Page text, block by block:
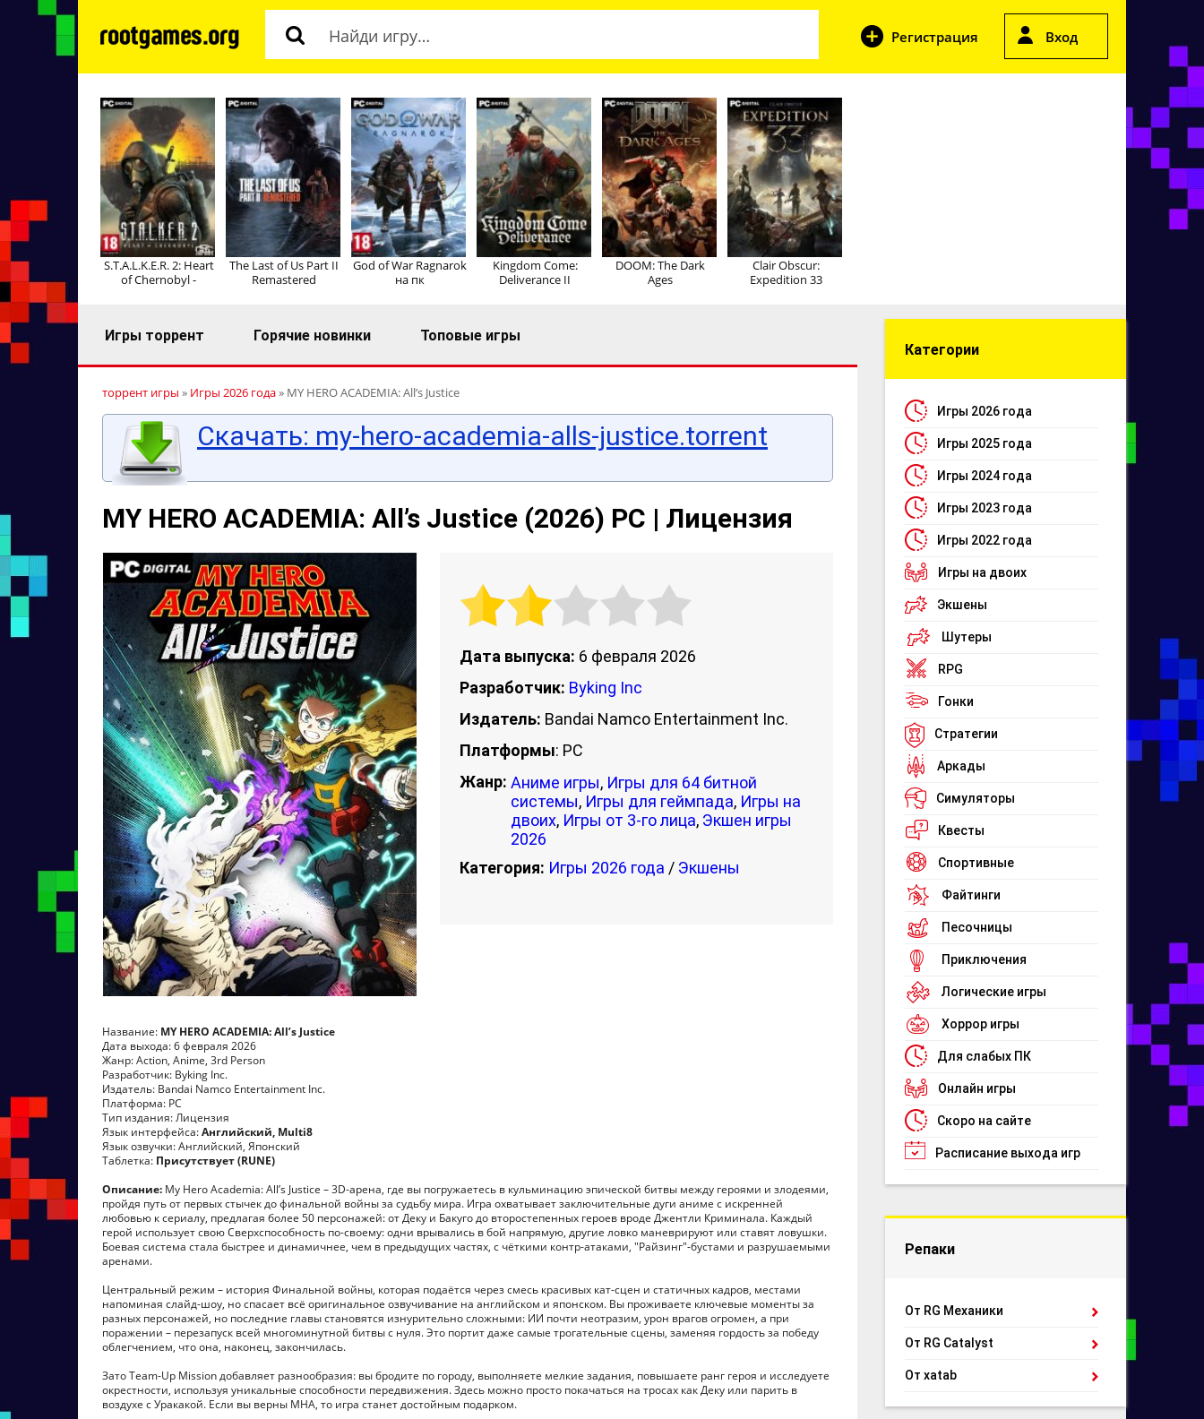
Регистрация Вход
S.T.A.L.K.E.R. 2: Heart
of Chernobyl -
The Last of Us Part II
Remastered
God of War Ragnarok
на пк
Kingdom Come:
Deliverance II
DOOM: The Dark
Ages
Clair Obscur:
Expedition 33
Игры торрент Горячие новинки Топовые игры
торрент игры » Игры 2026 года» MY HERO ACADEMIA: All’s Justice
Скачать: my-hero-academia-alls-justice.torrent
MY HERO ACADEMIA: All’s Justice (2026) PC | Лицензия
Дата выпуска: 6 февраля 2026
Разработчик: Byking Inc
Издатель: Bandai Namco Entertainment Inc.
Платформы: PC
Жанр: Аниме игры, Игры для 64 битной
системы, Игры для геймпада, Игры на
двоих, Игры от 3-го лица, Экшен игры
2026
Категория: Игры 2026 года / Экшены
Название: MY HERO ACADEMIA: All’s Justice
Дата выхода: 6 февраля 2026
Жанр: Action, Anime, 3rd Person
Разработчик: Byking Inc.
Издатель: Bandai Namco Entertainment Inc.
Платформа: PC
Тип издания: Лицензия
Язык интерфейса:Английский, Multi8
Язык озвучки: Английский, Японский
Таблетка: Присутствует (RUNE)
Описание: My Hero Academia: All’s Justice – 3D-арена, где вы погружаетесь в кульминацию эпической битвы между героями и злодеями,
пройдя путь от первых стычек до финальной войны за судьбу мира. Игра охватывает заключительные дуги аниме с искренней
любовью к сериалу, предлагая более 50 персонажей: от Деку и Бакуго до второстепенных героев вроде Джентли Криминала. Каждый
герой использует свою Сверхспособность по-своему: одни врывались в бой напрямую, другие ловко маневрируют или ставят ловушки.
Боевая система стала быстрее и динамичнее, чем в предыдущих частях, с чёткими контр-атаками, "Райзинг"-бустами и разрушаемыми
аренами.
Центральный режим – история Финальной войны, которая подаётся через смесь красивых кат-сцен и статичных кадров, местами
напоминая слайд-шоу, но спасает всё оригинальное озвучивание на английском и японском. Вы проживаете ключевые моменты за
разных персонажей, но последние главы становятся изнурительно сложными: ИИ почти неотразим, урон врагов огромен, а при
поражении – перезапуск всей многоминутной битвы с нуля. Это портит даже самые трогательные сцены, заменяя гордость за победу
облегчением, что она, наконец, закончилась.
Зато Team-Up Mission добавляет разнообразия: вы бродите по городу, выполняете мелкие задания, повышаете ранг героя и исследуете
окрестности, используя уникальные способности передвижения. Здесь можно просто покачаться на тросах как Деку или парить в
воздухе с Уракакой. Если вы верны MHA, то игра станет достойным подарком.
Категории
Игры 2026 года
Игры 2025 года
Игры 2024 года
Игры 2023 года
Игры 2022 года
Игры на двоих
Экшены
Шутеры
RPG
Гонки
Стратегии
Аркады
Симуляторы
Квесты
Спортивные
Файтинги
Песочницы
Приключения
Логические игры
Хоррор игры
Для слабых ПК
Онлайн игры
Скоро на сайте
Расписание выхода игр
Репаки
От RG Механики
От RG Catalyst
От xatab